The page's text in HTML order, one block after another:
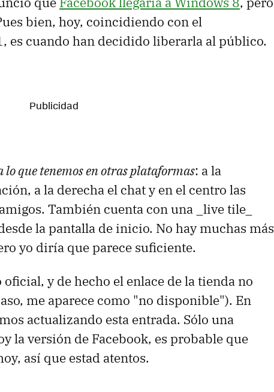
bien, hoy, coincidiendo con el
es cuando han decidido liberarla al público.
que tenemos en otras plataformas: a la
a la derecha el chat y en el centro las
También cuenta con una _live tile_
la pantalla de inicio. No hay muchas más
yo diría que parece suficiente.
y de hecho el enlace de la tienda no
me aparece como "no disponible"). En
actualizando esta entrada. Sólo una
la versión de Facebook, es probable que
así que estad atentos.